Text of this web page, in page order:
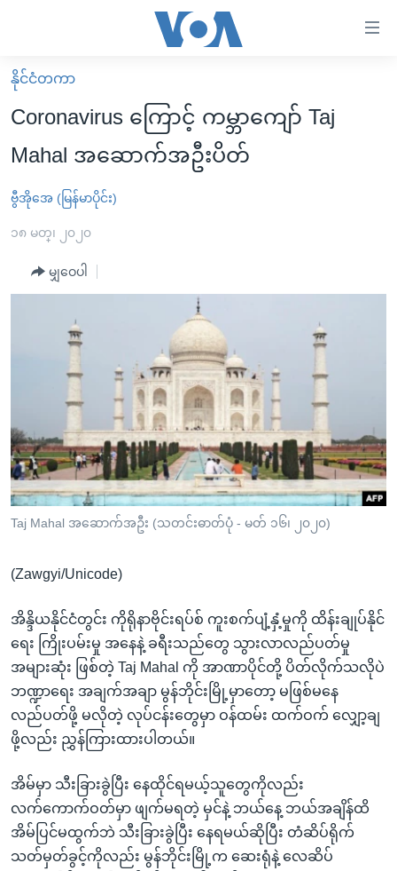
လွယ်ကူ
စေ
သည့်
များ
ပင်မ
ညွန်း
စာမျက်နှာ
သို့
ကျော်
ကြည့်
ရှာဖွေ
နေရာ
သို့
ကျော်
ရန်
မူလစာမျက်နှာ
မြန်မာ
ကမ္ဘာ့သတင်းများ
နိုင်ငံတကာ
အစ္စရေး-ပါလက်စတိုင်း
ဗွီဒီယို
အင်္ဂလိပ်စာလေ့လာမယ်
အမေရိကန်သုံးအီဒီယံ
မကြေးမုံရဲ့ အင်္ဂလိပ်စာ
ရုပ်ရှင်ထဲက အင်္ဂလိပ်စာ
သုတပဒေသာ အင်္ဂလိပ်စာ
အပတ်စဉ်ကဏ္ဍများ
ရေဒီယိုနှင့်ရုပ်သံ အချက်အလက်များ
ရေဒီယို/တီဗွီအစီအစဉ်
Learning English
ဗွီအိုအေ လူမှုကွန်ယက်များ
နိုင်ငံတကာ
Coronavirus ကြောင့် ကမ္ဘာကျော် Taj
Mahal အဆောက်အဦးပိတ်
ဗွီအိုအေ (မြန်မာပိုင်း)
၁၈ မတ္၊ ၂၀၂၀
မျှဝေပါ
Taj Mahal အဆောက်အဦး (သတင်းဓာတ်ပုံ - မတ် ၁၆၊ ၂၀၂၀)
(Zawgyi/Unicode)
အိန္ဒိယနိုင်ငံတွင်း ကိုရိုနာဗိုင်းရပ်စ် ကူးစက်ပျံ့နှံ့မှုကို ထိန်းချုပ်နိုင်
ရေး ကြိုးပမ်းမှု အနေနဲ့ ခရီးသည်တွေ သွားလာလည်ပတ်မှု
အများဆုံး ဖြစ်တဲ့ Taj Mahal ကို အာဏာပိုင်တို့ ပိတ်လိုက်သလိုပဲ
ဘဏ္ဍာရေး အချက်အချာ မွန်ဘိုင်းမြို့မှာတော့ မဖြစ်မနေ
လည်ပတ်ဖို့ မလိုတဲ့ လုပ်ငန်းတွေမှာ ဝန်ထမ်း ထက်ဝက် လျှော့ချ
ဖို့လည်း ညွှန်ကြားထားပါတယ်။
အိမ်မှာ သီးခြားခွဲပြီး နေထိုင်ရမယ့်သူတွေကိုလည်း
လက်ကောက်ဝတ်မှာ ဖျက်မရတဲ့ မှင်နဲ့ ဘယ်နေ့ ဘယ်အချိန်ထိ
အိမ်ပြင်မထွက်ဘဲ သီးခြားခွဲပြီး နေရမယ်ဆိုပြီး တံဆိပ်ရိုက်
သတ်မှတ်ခွင့်ကိုလည်း မွန်ဘိုင်းမြို့က ဆေးရုံနဲ့ လေဆိပ်